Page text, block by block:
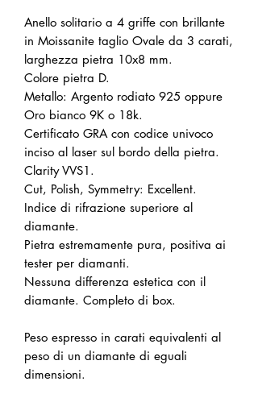
Anello solitario a 4 griffe con brillante
in Moissanite taglio Ovale da 3 carati,
larghezza pietra 10x8 mm.
Colore pietra D.
Metallo: Argento rodiato 925 oppure
Oro bianco 9K o 18k.
Certificato GRA con codice univoco
inciso al laser sul bordo della pietra.
Clarity VVS1.
Cut, Polish, Symmetry: Excellent.
Indice di rifrazione superiore al
diamante.
Pietra estremamente pura, positiva ai
tester per diamanti.
Nessuna differenza estetica con il
diamante. Completo di box.
Peso espresso in carati equivalenti al
peso di un diamante di eguali
dimensioni.